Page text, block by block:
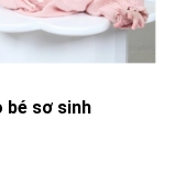
bé sơ sinh